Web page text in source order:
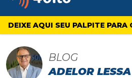
4oito
DEIXE AQUI SEU PALPITE
BLOG
ADELOR LESSA